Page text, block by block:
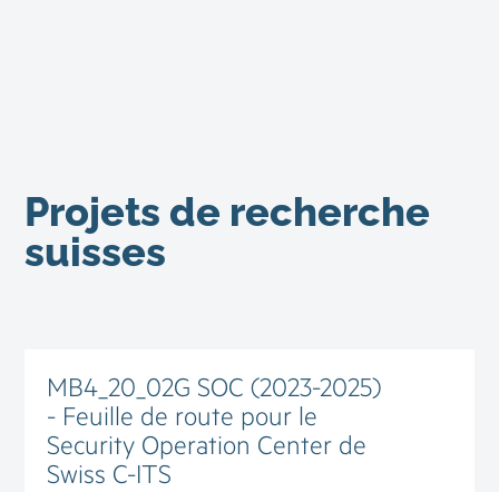
Projets de recherche
suisses
MB4_20_02G SOC (2023-2025)
- Feuille de route pour le
Security Operation Center de
Swiss C-ITS